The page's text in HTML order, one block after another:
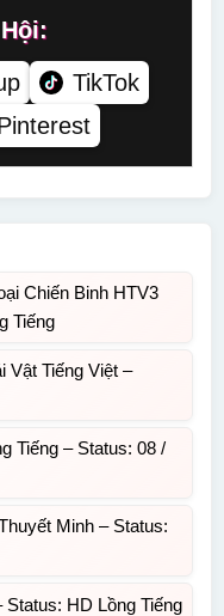
TikTok
Chiến Binh HTV3
Tiếng
Vật Tiếng Việt –
Tiếng – Status: 08 /
Minh – Status:
Status: HD Lồng Tiếng